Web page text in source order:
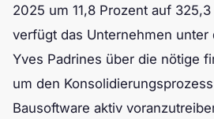
2025 um 11,8 Prozent auf
verfügt das Unternehmen unter
Yves Padrines über die nötige
um den
Bausoftware aktiv